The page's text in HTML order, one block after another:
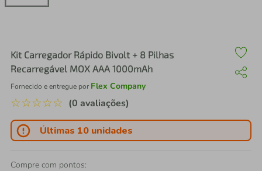
Kit Carregador Rápido Bivolt + 8 Pilhas
Recarregável MOX AAA 1000mAh
Fornecido e entregue por Flex Company
☆☆☆☆☆ (0 avaliações)
Últimas 10 unidades
Compre com pontos: